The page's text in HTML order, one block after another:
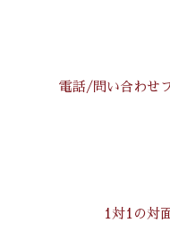
電話/問い合わせ
1対1の対